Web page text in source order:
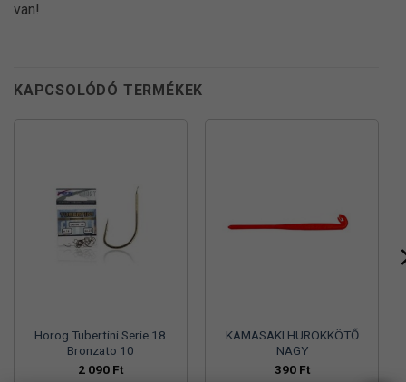
van!
KAPCSOLÓDÓ TERMÉKEK
Horog Tubertini Serie 18
Bronzato 10
2 090 Ft
KAMASAKI HUROKKÖTŐ
NAGY
390 Ft